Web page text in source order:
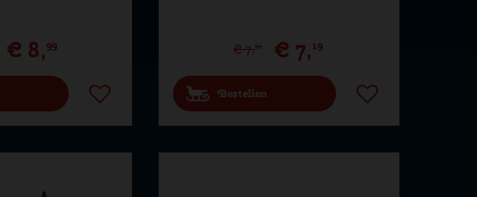
€ 8,99 € 7,99 € 7,19
Bestellen